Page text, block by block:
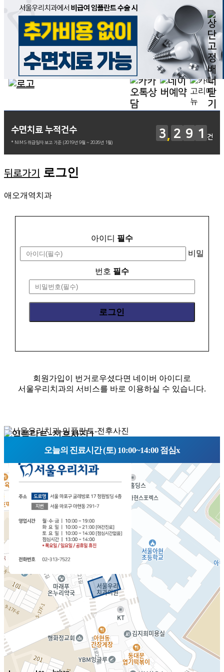
수면치료 누적건수
* NIMS 취급일자 보고 기준 (2019년 9월 ~ 2026년 1월)
3 2 9 1 건
뒤로가기 로그인
애오개역치과
아이디 필수
비밀
번호 필수
회원가입이 번거로우셨다면 네이버 아이디로
서울우리치과의 서비스를 바로 이용하실 수 있습니다.
오늘의 진료시간 (토) 10:00~14:00 점심x